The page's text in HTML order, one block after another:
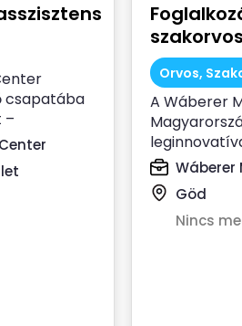
csapatába
–
szakorvos
Orvos,
A Wáberer
kihelyezett...
Wáberer
Göd
Nincs